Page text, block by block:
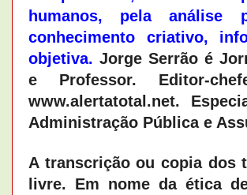
humanos, pela análise
conhecimento criativo,
objetiva. Jorge Serrão é
e Professor. Editor-
www.alertatotal.net.
Administração Pública e
A transcrição ou copia dos
livre. Em nome da ética